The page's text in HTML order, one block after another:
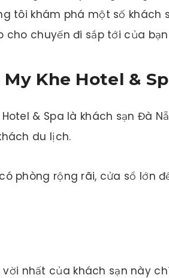
tôi khám phá một số khách
cho chuyến đi sắp tới của
My Khe Hotel &
& Spa là khách sạn Đà
du lịch.
phòng rộng rãi, cửa sổ lớn
nhất của khách sạn này